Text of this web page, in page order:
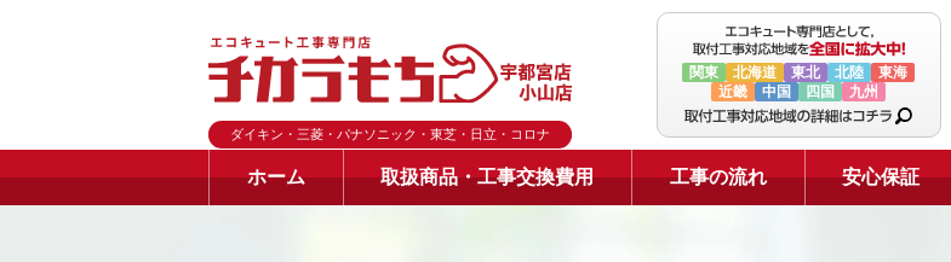
ダイキン・三菱・パナソニック・東芝・日立・コロナ
関東 北海道 東北 北陸
東海
近畿
中国 四国 九州
ホーム 取扱商品・工事交換費用 工事の流れ 安心保証